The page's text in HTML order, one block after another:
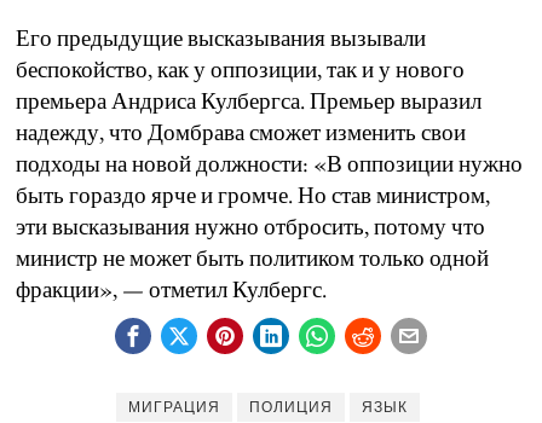
Его предыдущие высказывания вызывали
беспокойство, как у оппозиции, так и у нового
премьера Андриса Кулбергса. Премьер выразил
надежду, что Домбрава сможет изменить свои
подходы на новой должности: «В оппозиции нужно
быть гораздо ярче и громче. Но став министром,
эти высказывания нужно отбросить, потому что
министр не может быть политиком только одной
фракции», — отметил Кулбергс.
МИГРАЦИЯ ПОЛИЦИЯ ЯЗЫК